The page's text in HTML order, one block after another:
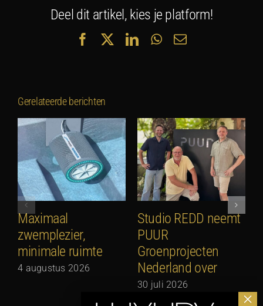
Deel dit artikel, kies je platform!
FacebookLinkedInWhatsApp
E-
Gerelateerde berichten
Maximaal
zwemplezier,
minimale ruimte
4 augustus 2026
Studio REDD neemt
PUUR
Groenprojecten
Nederland over
30 juli 2026